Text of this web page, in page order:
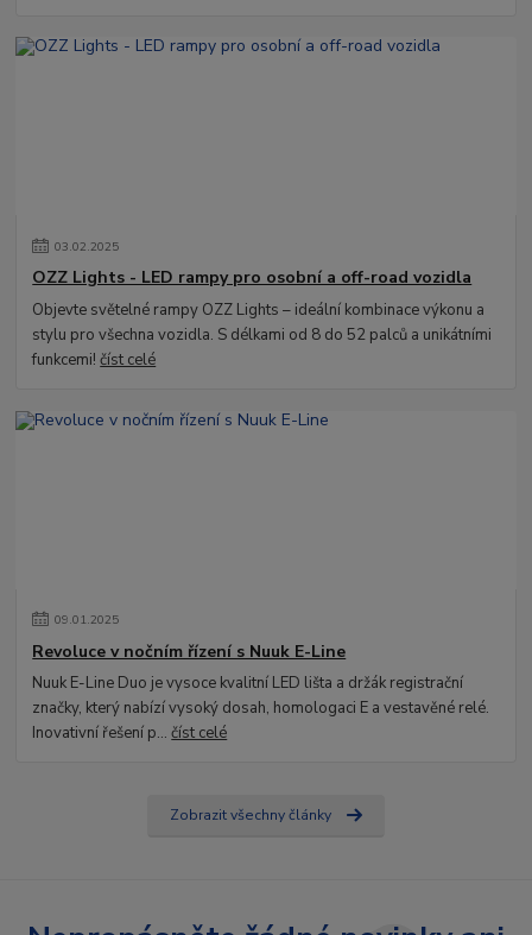
03.02.2025
OZZ Lights - LED rampy pro osobní a off-road vozidla
Objevte světelné rampy OZZ Lights – ideální kombinace výkonu a
stylu pro všechna vozidla. S délkami od 8 do 52 palců a unikátními
funkcemi!číst celé
09.01.2025
Revoluce v nočním řízení s Nuuk E-Line
Nuuk E-Line Duo je vysoce kvalitní LED lišta a držák registrační
značky, který nabízí vysoký dosah, homologaci E a vestavěné relé.
Inovativní řešení p...číst celé
Zobrazit všechny články